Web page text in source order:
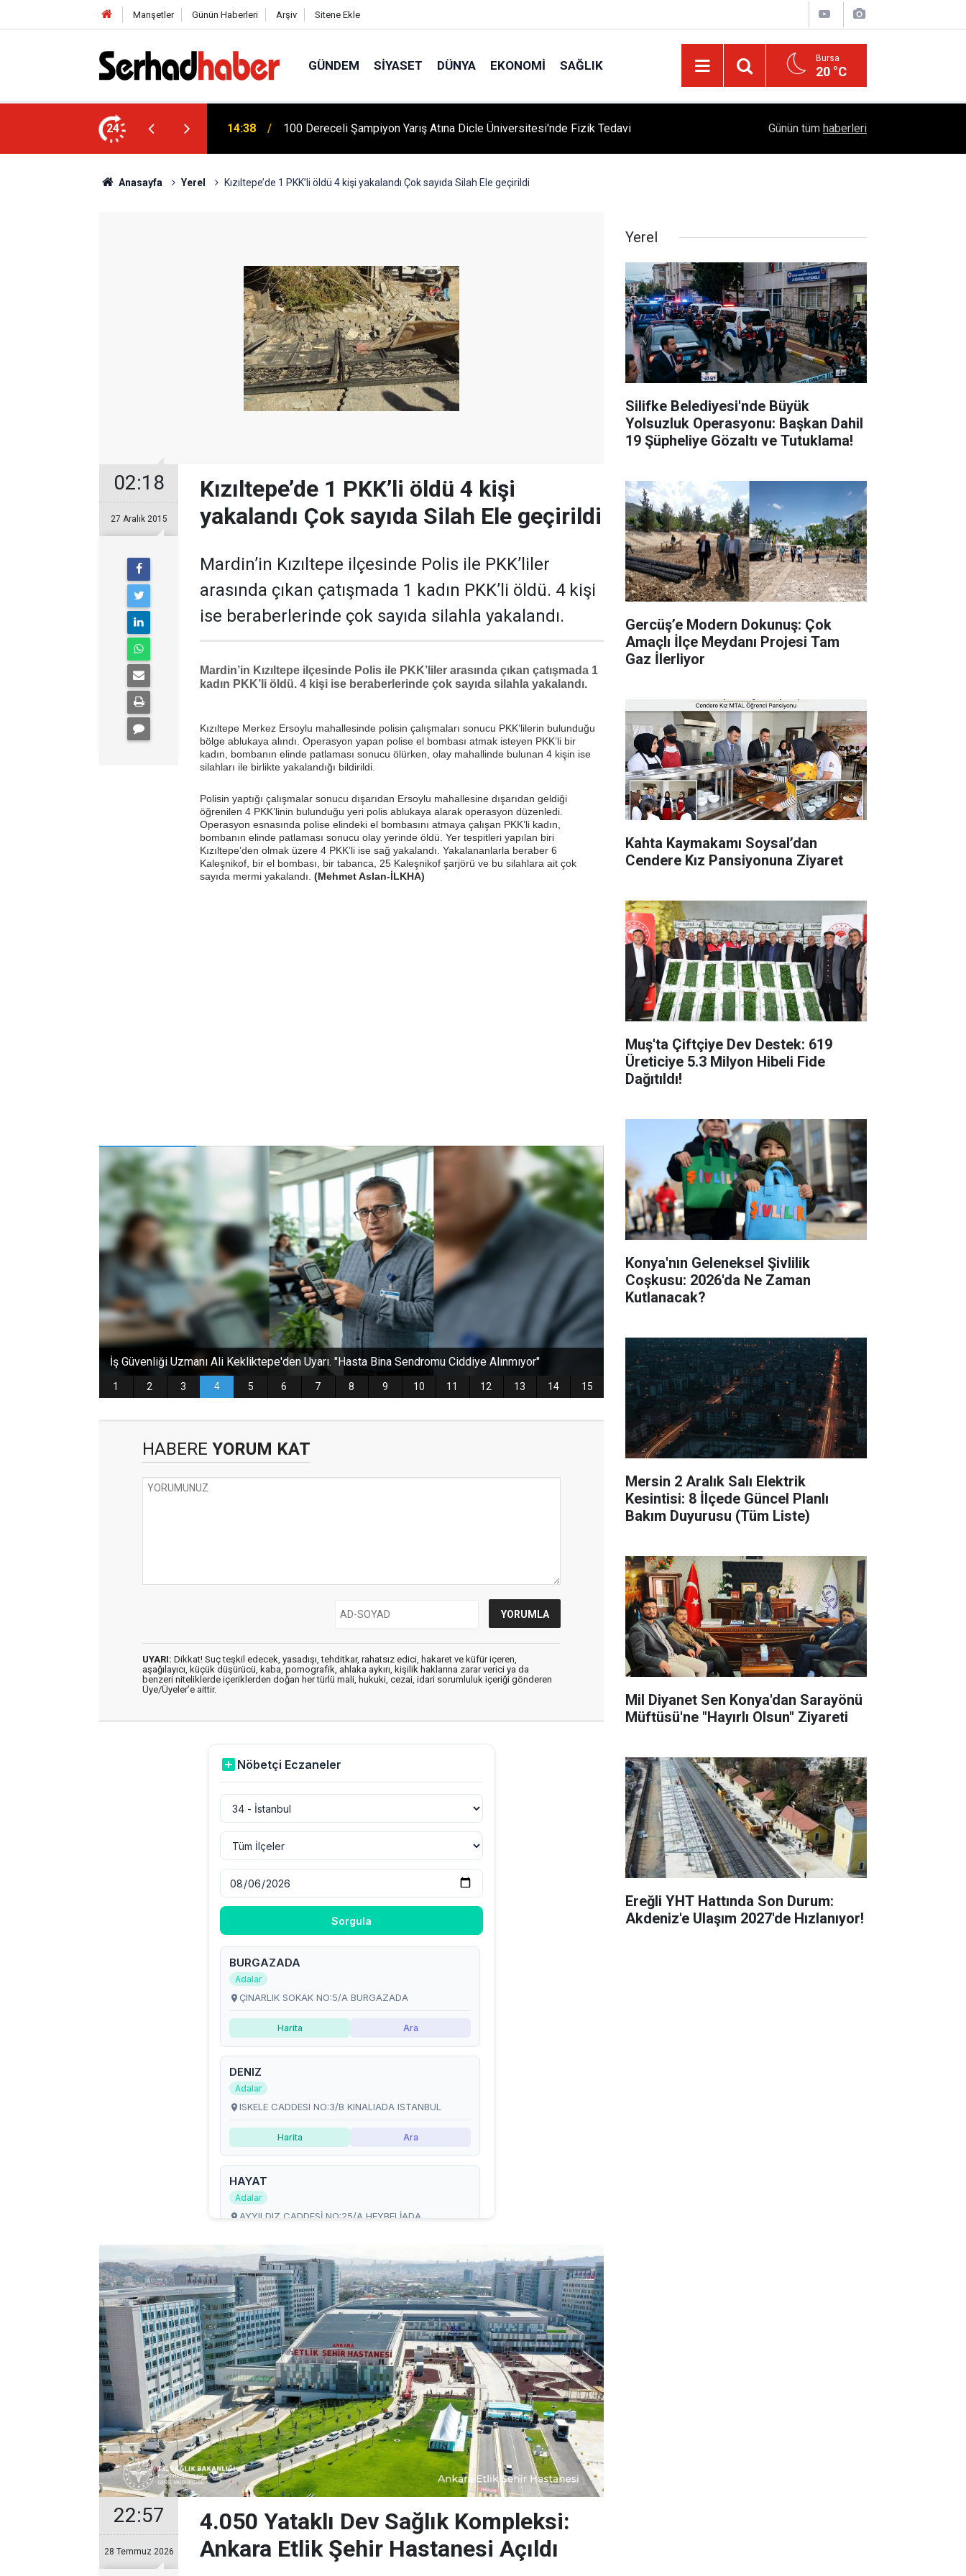
Manşetler Günün Haberleri Arşiv Sitene Ekle
GÜNDEM SIYASET DÜNYA EKONOMI SAĞLIK Bursa
20 °C
24
Gökalp Eğitim Fakültesi Yeni
14:38 100 Dereceli Şampiyon Yarış Atına Dicle Üniversitesi'nde Fizik Tedavi
Mühendislik Hikayesi
Günün tüm haberleri
Anasayfa Yerel Kızıltepe’de 1 PKK’li öldü 4 kişi yakalandı Çok sayıda Silah Ele geçirildi
02:18
27 Aralık 2015
Kızıltepe’de 1 PKK’li öldü 4 kişi
yakalandı Çok sayıda Silah Ele geçirildi
Mardin’in Kızıltepe ilçesinde Polis ile PKK’liler
arasında çıkan çatışmada 1 kadın PKK’li öldü. 4 kişi
ise beraberlerinde çok sayıda silahla yakalandı.
Mardin’in Kızıltepe ilçesinde Polis ile PKK’liler arasında çıkan çatışmada 1
kadın PKK’li öldü. 4 kişi ise beraberlerinde çok sayıda silahla yakalandı.
Kızıltepe Merkez Ersoylu mahallesinde polisin çalışmaları sonucu PKK’lilerin bulunduğu
bölge ablukaya alındı. Operasyon yapan polise el bombası atmak isteyen PKK’li bir
kadın, bombanın elinde patlaması sonucu ölürken, olay mahallinde bulunan 4 kişin ise
silahları ile birlikte yakalandığı bildirildi.
Polisin yaptığı çalışmalar sonucu dışarıdan Ersoylu mahallesine dışarıdan geldiği
öğrenilen 4 PKK’linin bulunduğu yeri polis ablukaya alarak operasyon düzenledi.
Operasyon esnasında polise elindeki el bombasını atmaya çalışan PKK’li kadın,
bombanın elinde patlaması sonucu olay yerinde öldü. Yer tespitleri yapılan biri
Kızıltepe’den olmak üzere 4 PKK’li ise sağ yakalandı. Yakalananlarla beraber 6
Kaleşnikof, bir el bombası, bir tabanca, 25 Kaleşnikof şarjörü ve bu silahlara ait çok
sayıda mermi yakalandı. (Mehmet Aslan-İLKHA)
HABERE YORUM KAT
UYARI: Dikkat! Suç teşkil edecek, yasadışı, tehditkar, rahatsız edici, hakaret ve küfür içeren,
aşağılayıcı, küçük düşürücü, kaba, pornografik, ahlaka aykırı, kişilik haklarına zarar verici ya da
benzeri niteliklerde içeriklerden doğan her türlü mali, hukuki, cezai, idari sorumluluk içeriği gönderen
Üye/Üyeler’e aittir.
22:57
28 Temmuz 2026
4.050 Yataklı Dev Sağlık Kompleksi:
Ankara Etlik Şehir Hastanesi Açıldı
Yerel
Silifke Belediyesi'nde Büyük
Yolsuzluk Operasyonu: Başkan Dahil
19 Şüpheliye Gözaltı ve Tutuklama!
Gercüş’e Modern Dokunuş: Çok
Amaçlı İlçe Meydanı Projesi Tam
Gaz İlerliyor
Kahta Kaymakamı Soysal’dan
Cendere Kız Pansiyonuna Ziyaret
Muş'ta Çiftçiye Dev Destek: 619
Üreticiye 5.3 Milyon Hibeli Fide
Dağıtıldı!
Konya'nın Geleneksel Şivlilik
Coşkusu: 2026'da Ne Zaman
Kutlanacak?
Mersin 2 Aralık Salı Elektrik
Kesintisi: 8 İlçede Güncel Planlı
Bakım Duyurusu (Tüm Liste)
Mil Diyanet Sen Konya'dan Sarayönü
Müftüsü'ne "Hayırlı Olsun" Ziyareti
Ereğli YHT Hattında Son Durum:
Akdeniz'e Ulaşım 2027'de Hızlanıyor!